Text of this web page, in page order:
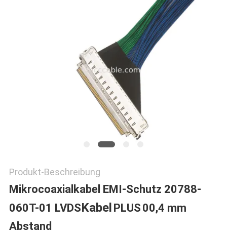
DATENSCHUTZRICHTLINIE
Produkt-Beschreibung
Mikrocoaxialkabel EMI-Schutz 20788-
060T-01 LVDSKabel PLUS 00,4 mm
Abstand